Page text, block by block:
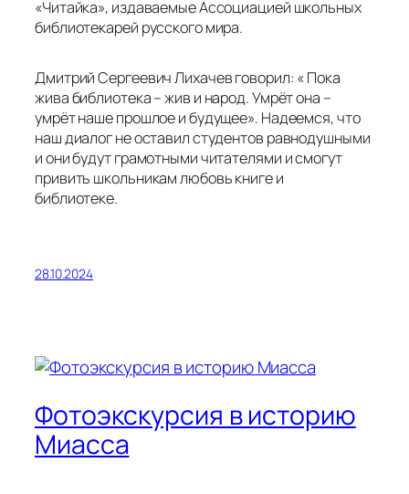
«Читайка», издаваемые Ассоциацией школьных
библиотекарей русского мира.
Дмитрий Сергеевич Лихачев говорил: « Пока
жива библиотека – жив и народ. Умрёт она –
умрёт наше прошлое и будущее». Надеемся, что
наш диалог не оставил студентов равнодушными
и они будут грамотными читателями и смогут
привить школьникам любовь книге и
библиотеке.
28.10.2024
Фотоэкскурсия в историю
Миасса